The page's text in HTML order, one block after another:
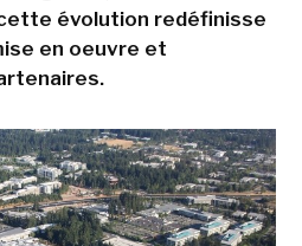
évolution redéfinisse
en oeuvre et